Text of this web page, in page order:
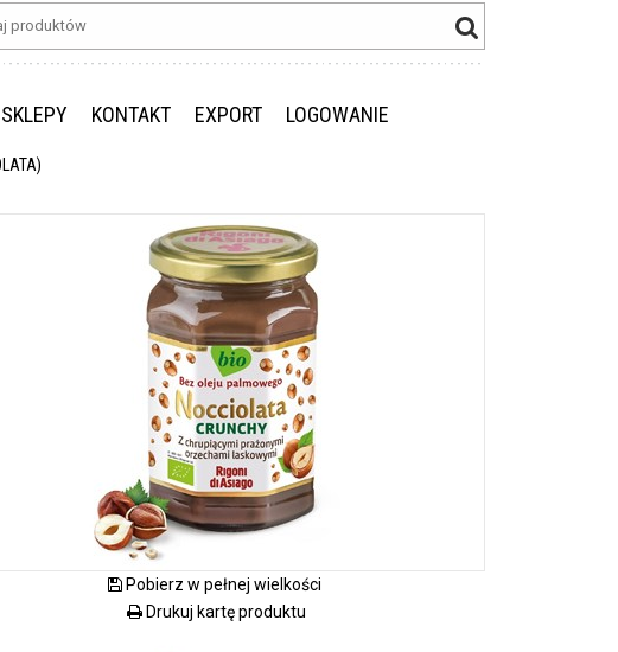
SKLEPY KONTAKT EXPORT LOGOWANIE
Pobierz w pełnej wielkości
Drukuj kartę produktu